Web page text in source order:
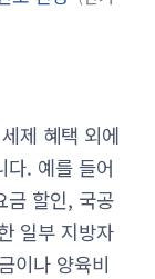
제 혜택 외에
다. 예를 들어
금 할인, 국공
일부 지방자
이나 양육비